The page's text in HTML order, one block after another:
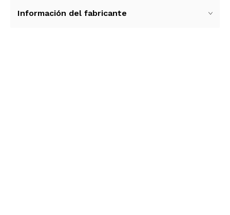
para exhibirse en la repisa de cualquier
Información del fabricante